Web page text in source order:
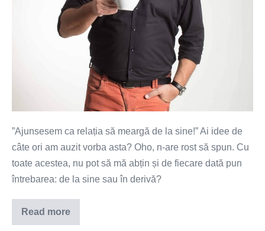
”Ajunsesem ca relația să meargă de la sine!” Ai idee de
câte ori am auzit vorba asta? Oho, n-are rost să spun. Cu
toate acestea, nu pot să mă abțin și de fiecare dată pun
întrebarea: de la sine sau în derivă?
Read more
De
la